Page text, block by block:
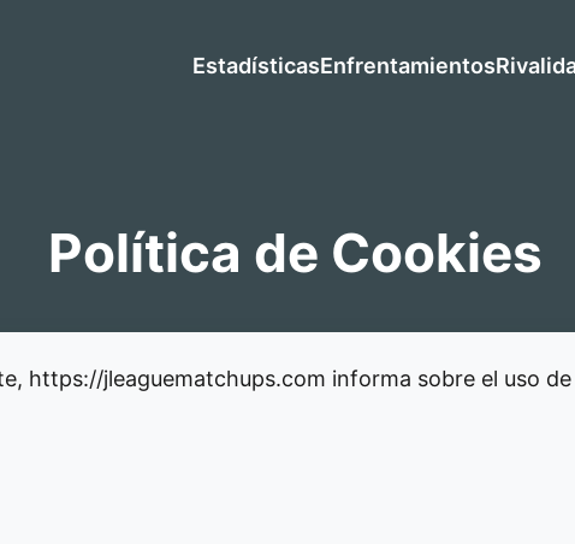
EstadísticasEnfrentamientos
Política de Cookies
https://jleaguematchups.com informa sobre el uso